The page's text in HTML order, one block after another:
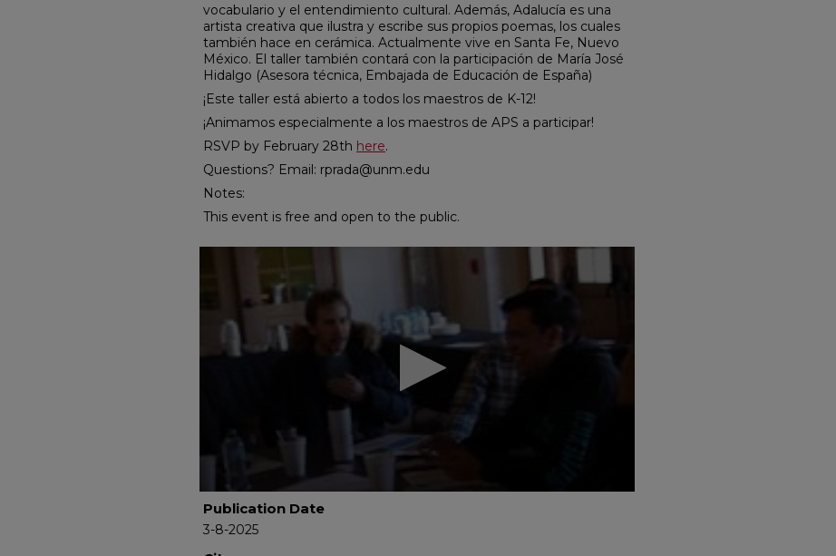
vocabulario y el entendimiento cultural. Además, Adalucía es una
artista creativa que ilustra y escribe sus propios poemas, los cuales
también hace en cerámica. Actualmente vive en Santa Fe, Nuevo
México. El taller también contará con la participación de María José
Hidalgo (Asesora técnica, Embajada de Educación de España)
¡Este taller está abierto a todos los maestros de K-12!
¡Animamos especialmente a los maestros de APS a participar!
RSVP by February 28th here.
Questions? Email: rprada@unm.edu
Notes:
This event is free and open to the public.
minutes,
Volume
Publication Date
3-8-2025